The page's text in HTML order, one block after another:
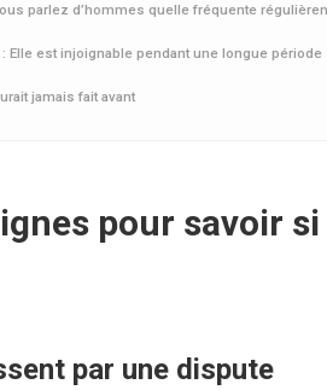
parlez d’hommes quelle fréquente
Elle est injoignable pendant une longue période
jamais fait avant
pour savoir si
par une dispute